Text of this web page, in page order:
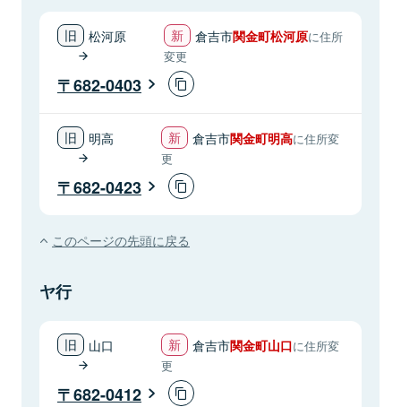
松河原 倉吉市関金町松河原に住所
変更
682-0403
明高 倉吉市関金町明高に住所変
更
682-0423
このページの先頭に戻る
ヤ行
山口 倉吉市関金町山口に住所変
更
682-0412